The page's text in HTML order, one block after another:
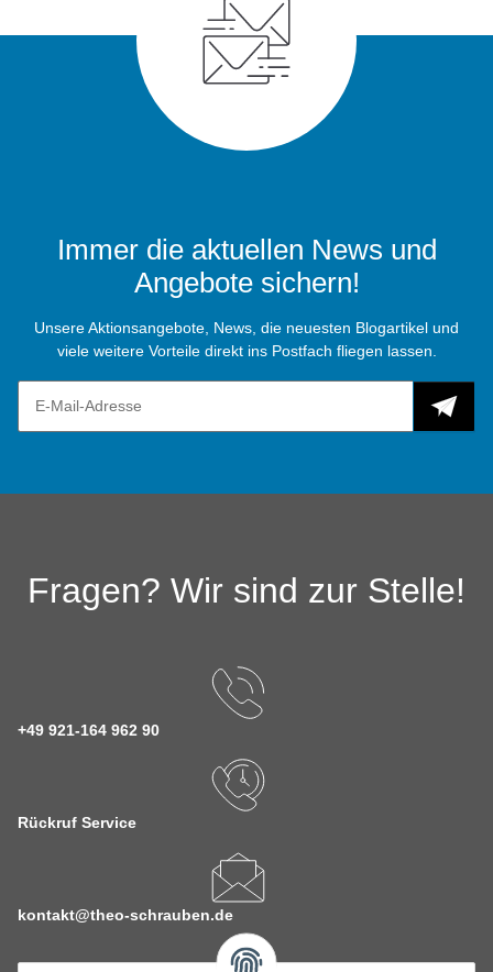
Immer die aktuellen News und
Angebote sichern!
Unsere Aktionsangebote, News, die neuesten Blogartikel und
viele weitere Vorteile direkt ins Postfach fliegen lassen.
Fragen? Wir sind zur Stelle!
+49 921-164 962 90
Rückruf Service
kontakt@theo-schrauben.de